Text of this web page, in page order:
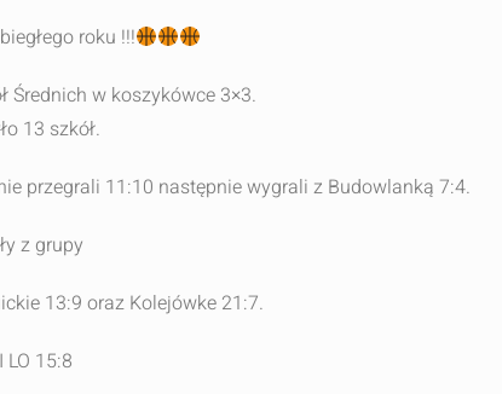
roku !!!
Średnich w koszykówce 3×3.
13 szkół.
przegrali 11:10 następnie wygrali z Budowlanką 7:4.
z grupy
13:9 oraz Kolejówke 21:7.
15:8